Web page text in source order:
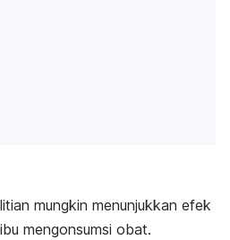
mungkin menunjukkan efek
mengonsumsi obat.